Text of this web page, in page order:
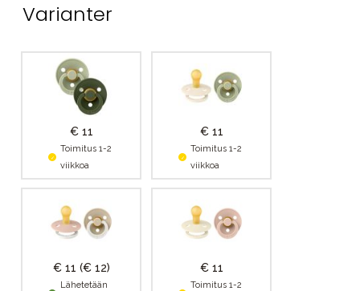
Varianter
€ 11
Toimitus 1-2
viikkoa
€ 11
Toimitus 1-2
viikkoa
€ 11 (€ 12)
Lähetetään
€ 11
Toimitus 1-2